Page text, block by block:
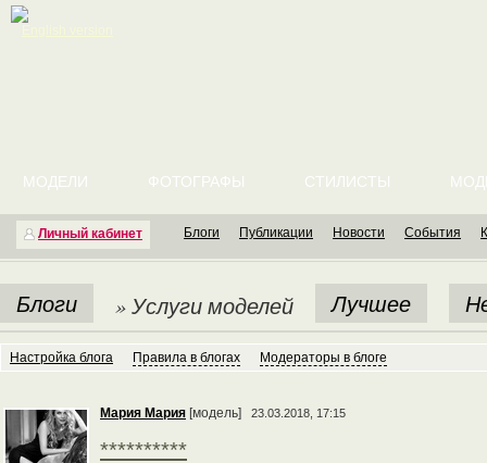
Личный кабинет
МОДЕЛИ ФОТОГРАФЫ СТИЛИСТЫ
Блоги Публикации Новости События
Блоги » Услуги моделей Лучшее
Настройка блога Правила в блогах Модераторы в блоге
Мария Мария [модель] 23.03.2018, 17:15
**********